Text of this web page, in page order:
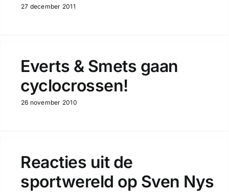
27 december 2011
Everts & Smets gaan
cyclocrossen!
26 november 2010
Reacties uit de
sportwereld op Sven Nys